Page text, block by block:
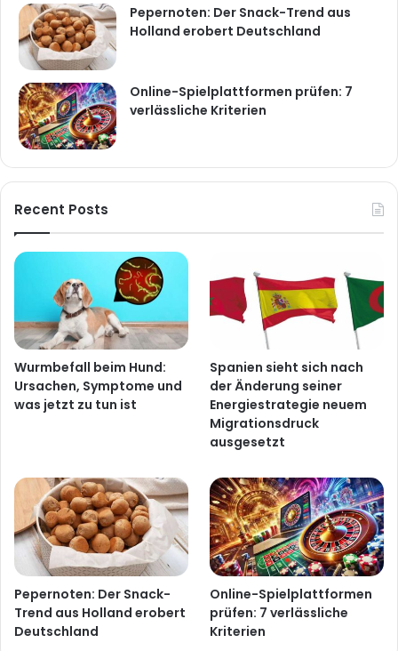
Pepernoten: Der Snack-Trend aus
Holland erobert Deutschland
Online-Spielplattformen prüfen: 7
verlässliche Kriterien
Recent Posts
Wurmbefall beim Hund:
Ursachen, Symptome und
was jetzt zu tun ist
Spanien sieht sich nach
der Änderung seiner
Energiestrategie neuem
Migrationsdruck
ausgesetzt
Pepernoten: Der Snack-
Trend aus Holland erobert
Deutschland
Online-Spielplattformen
prüfen: 7 verlässliche
Kriterien